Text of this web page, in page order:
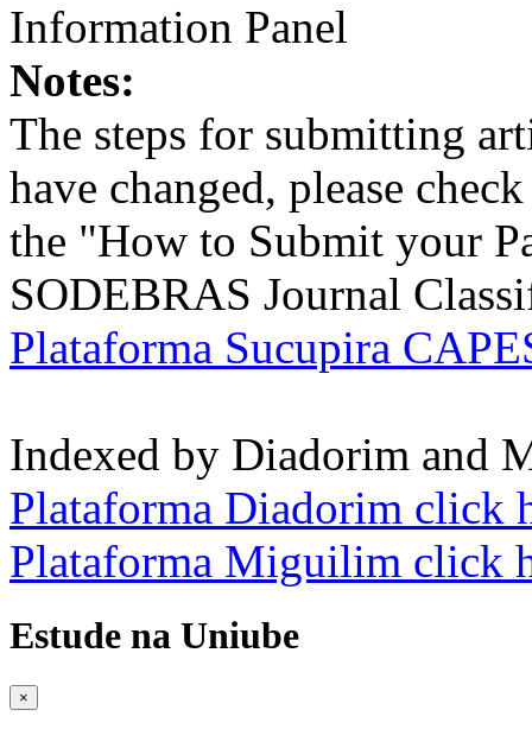
Information Panel
Notes:
The steps for submitting
have changed, please
the "How to Submit your
SODEBRAS Journal
Plataforma Sucupira
Indexed by Diadorim and
Plataforma Diadorim click
Plataforma Miguilim click
Estude na Uniube
×